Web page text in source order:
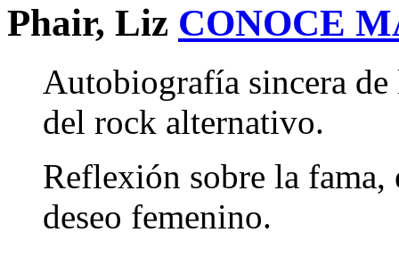
Phair, Liz CONOCE
Autobiografía sincera
del rock alternativo.
Reflexión sobre la
deseo femenino.